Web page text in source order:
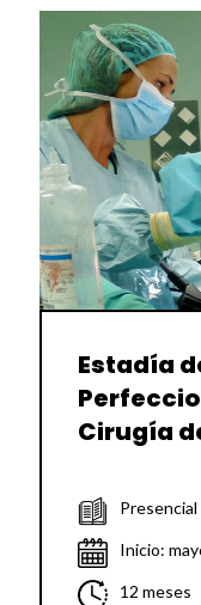
Estadía
Cirugía
Presencial
Inicio:
12 meses